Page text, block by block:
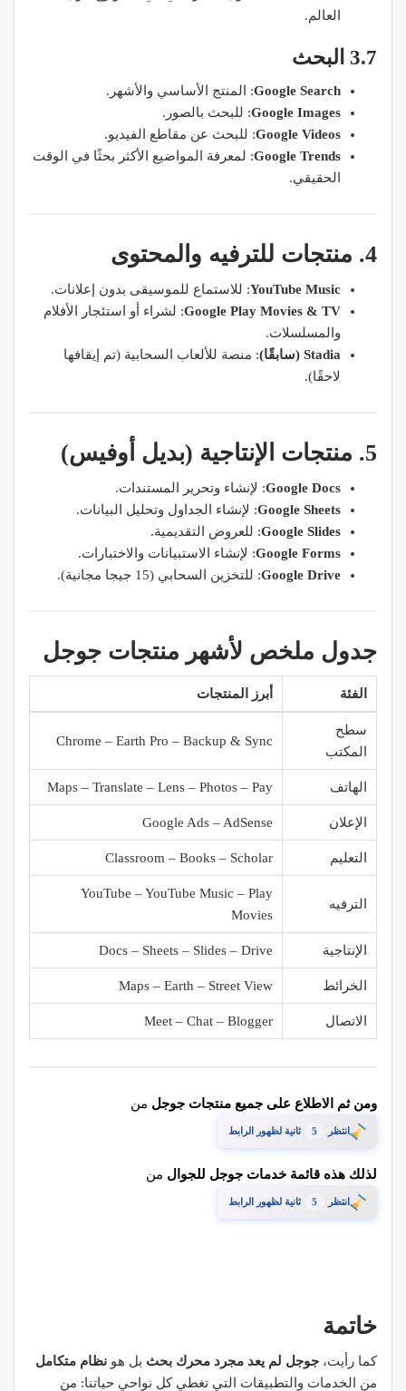
العالم.
3.7 البحث
Google Search: المنتج الأساسي والأشهر.
Google Images: للبحث بالصور.
Google Videos: للبحث عن مقاطع الفيديو.
Google Trends: لمعرفة المواضيع الأكثر بحثًا في الوقت
الحقيقي.
4. منتجات للترفيه والمحتوى
YouTube Music: للاستماع للموسيقى بدون إعلانات.
Google Play Movies & TV: لشراء أو استئجار الأفلام
والمسلسلات.
Stadia (سابقًا)
: منصة للألعاب السحابية (تم إيقافها
لاحقًا).
5. منتجات الإنتاجية (بديل أوفيس)
Google Docs: لإنشاء وتحرير المستندات.
Google Sheets: لإنشاء الجداول وتحليل البيانات.
Google Slides: للعروض التقديمية.
Google Forms: لإنشاء الاستبيانات والاختبارات.
Google Drive: للتخزين السحابي (15 جيجا مجانية).
جدول ملخص لأشهر منتجات جوجل
الفئة أبرز المنتجات
سطح
المكتب
Chrome – Earth Pro – Backup & Sync
الهاتف Maps – Translate – Lens – Photos – Pay
الإعلان Google Ads – AdSense
التعليم Classroom – Books – Scholar
الترفيه
YouTube – YouTube Music – Play
Movies
الإنتاجية Docs – Sheets – Slides – Drive
الخرائط Maps – Earth – Street View
الاتصال Meet – Chat – Blogger
ومن ثم الاطلاع على جميع منتجات جوجل من
انتظر 4 ثانية لظهور الرابط
لذلك هذه قائمة خدمات جوجل للجوال من
انتظر 4 ثانية لظهور الرابط
خاتمة
كما رأيت، جوجل لم يعد مجرد محرك بحث بل هو نظام متكامل
من الخدمات والتطبيقات التي تغطي كل نواحي حياتنا: من